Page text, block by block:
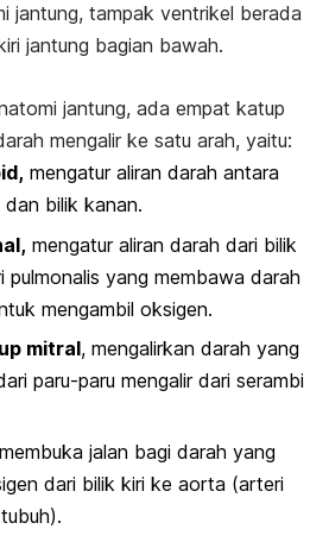
jantung, tampak ventrikel berada
jantung bagian bawah.
jantung, ada empat katup
mengalir ke satu arah, yaitu:
mengatur aliran darah antara
bilik kanan.
mengatur aliran darah dari bilik
pulmonalis yang membawa darah
mengambil oksigen.
mitral, mengalirkan darah yang
paru-paru mengalir dari serambi
membuka jalan bagi darah yang
dari bilik kiri ke aorta (arteri